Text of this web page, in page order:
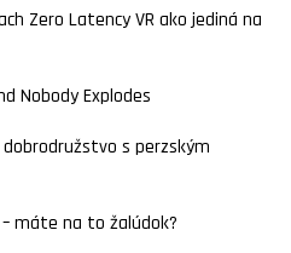
Zero Latency VR ako jediná na
Nobody Explodes
s perzským
– máte na to žalúdok?